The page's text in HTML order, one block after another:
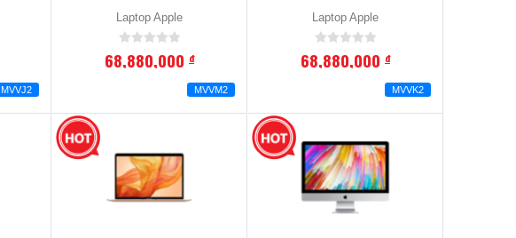
MVVJ2
Laptop Apple
68,880,000 đ
MVVM2
Laptop Apple
68,880,000 đ
MVVK2